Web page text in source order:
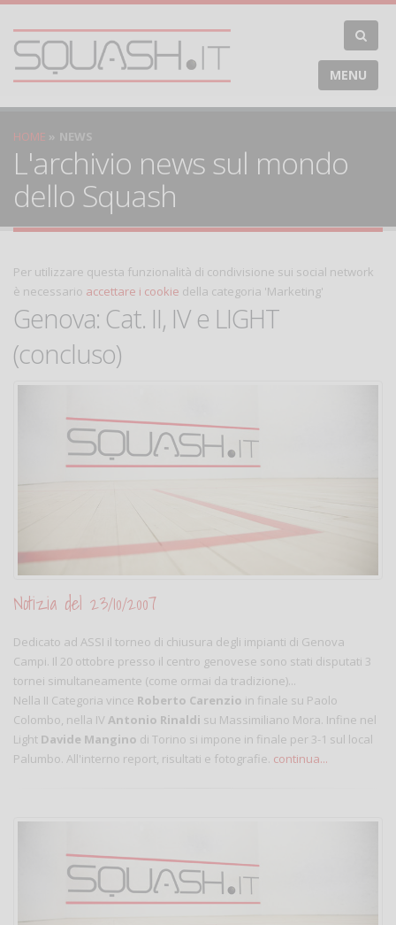
MENU
HOME NEWS
L'archivio news sul mondo
dello Squash
Per utilizzare questa funzionalità di condivisione sui social network
è necessario accettare i cookie della categoria 'Marketing'
Genova: Cat. II, IV e LIGHT
(concluso)
Notizia del 23/10/2007
Dedicato ad ASSI il torneo di chiusura degli impianti di Genova
Campi. Il 20 ottobre presso il centro genovese sono stati disputati 3
tornei simultaneamente (come ormai da tradizione)...
Nella II Categoria vince Roberto Carenzio in finale su Paolo
Colombo, nella IV Antonio Rinaldi su Massimiliano Mora. Infine nel
Light Davide Mangino di Torino si impone in finale per 3-1 sul local
Palumbo. All'interno report, risultati e fotografie. continua...